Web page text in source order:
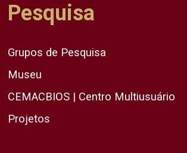
Pesquisa
Grupos de Pesquisa
Museu
CEMACBIOS | Centro Multiusuário
Projetos